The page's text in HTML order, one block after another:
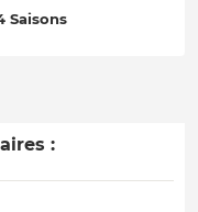
Saisons
: